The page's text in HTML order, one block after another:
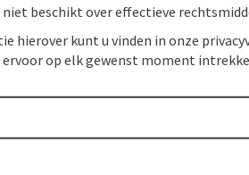
niet beschikt over effectieve
hierover kunt u vinden in onze
op elk gewenst moment